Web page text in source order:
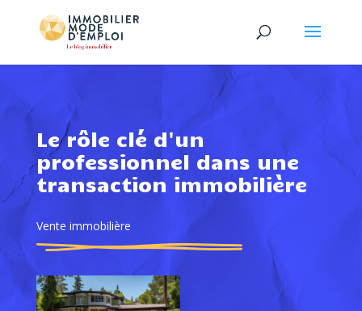
Le rôle clé d'un
professionnel dans une
transaction immobilière
Vente immobilière